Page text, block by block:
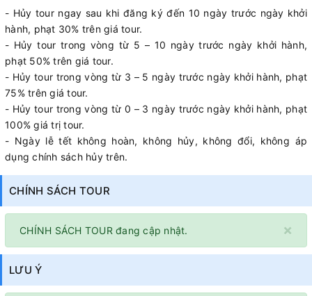
- Hủy tour ngay sau khi đăng ký đến 10 ngày trước ngày khởi
hành, phạt 30% trên giá tour.
- Hủy tour trong vòng từ 5 – 10 ngày trước ngày khởi hành,
phạt 50% trên giá tour.
- Hủy tour trong vòng từ 3 – 5 ngày trước ngày khởi hành, phạt
75% trên giá tour.
- Hủy tour trong vòng từ 0 – 3 ngày trước ngày khởi hành, phạt
100% giá trị tour.
- Ngày lễ tết không hoàn, không hủy, không đổi, không áp
dụng chính sách hủy trên.
CHÍNH SÁCH TOUR
×
CHÍNH SÁCH TOUR đang cập nhật.
LƯU Ý